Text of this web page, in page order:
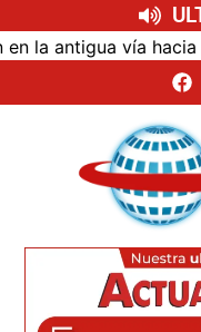
vía hacia Uribia,